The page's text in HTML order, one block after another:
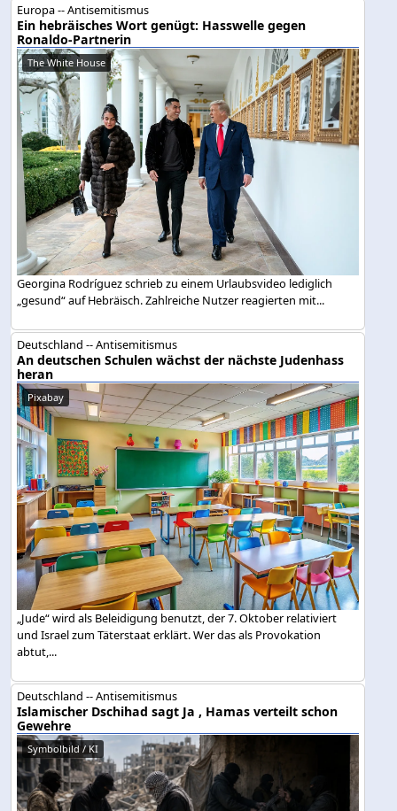
Europa -- Antisemitismus
Ein hebräisches Wort genügt: Hasswelle gegen
Ronaldo-Partnerin
The White House
Georgina Rodríguez schrieb zu einem Urlaubsvideo lediglich
„gesund“ auf Hebräisch. Zahlreiche Nutzer reagierten mit...
Deutschland -- Antisemitismus
An deutschen Schulen wächst der nächste Judenhass
heran
Pixabay
„Jude“ wird als Beleidigung benutzt, der 7. Oktober relativiert
und Israel zum Täterstaat erklärt. Wer das als Provokation
abtut,...
Deutschland -- Antisemitismus
Islamischer Dschihad sagt Ja , Hamas verteilt schon
Gewehre
Symbolbild / KI